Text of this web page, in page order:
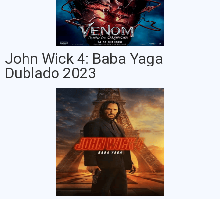
John Wick 4: Baba Yaga
Dublado 2023